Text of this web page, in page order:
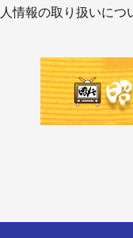
情報の取り扱いにつ